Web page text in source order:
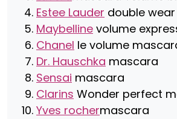
Estee Lauder double
Maybelline volume
Chanel le volume
Dr. Hauschka mascara
Sensai mascara
Clarins Wonder perfect
Yves rochermascara